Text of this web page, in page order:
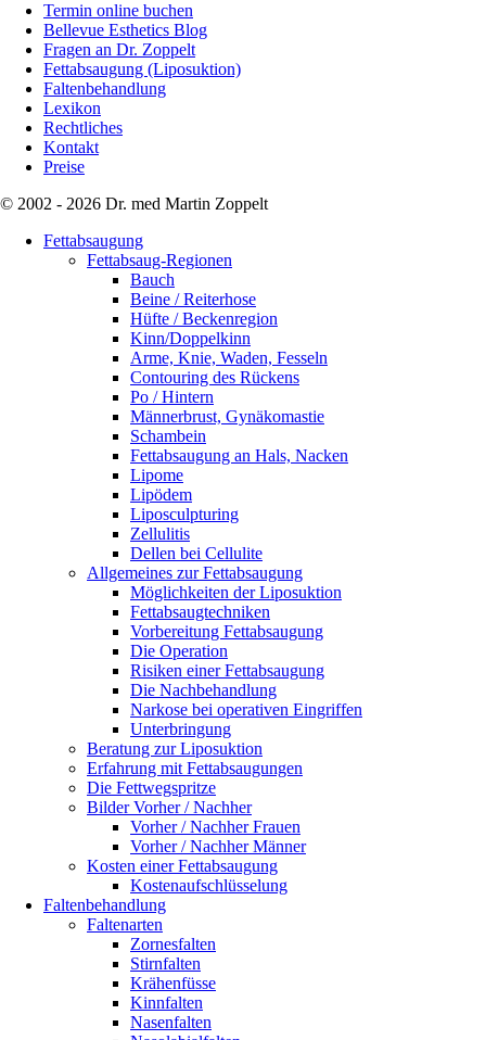
Termin online buchen
Bellevue Esthetics Blog
Fragen an Dr. Zoppelt
Fettabsaugung (Liposuktion)
Faltenbehandlung
Lexikon
Rechtliches
Kontakt
Preise
© 2002 - 2026 Dr. med Martin Zoppelt
Fettabsaugung
Fettabsaug-Regionen
Bauch
Beine / Reiterhose
Hüfte / Beckenregion
Kinn/Doppelkinn
Arme, Knie, Waden, Fesseln
Contouring des Rückens
Po / Hintern
Männerbrust, Gynäkomastie
Schambein
Fettabsaugung an Hals, Nacken
Lipome
Lipödem
Liposculpturing
Zellulitis
Dellen bei Cellulite
Allgemeines zur Fettabsaugung
Möglichkeiten der Liposuktion
Fettabsaugtechniken
Vorbereitung Fettabsaugung
Die Operation
Risiken einer Fettabsaugung
Die Nachbehandlung
Narkose bei operativen Eingriffen
Unterbringung
Beratung zur Liposuktion
Erfahrung mit Fettabsaugungen
Die Fettwegspritze
Bilder Vorher / Nachher
Vorher / Nachher Frauen
Vorher / Nachher Männer
Kosten einer Fettabsaugung
Kostenaufschlüsselung
Faltenbehandlung
Faltenarten
Zornesfalten
Stirnfalten
Krähenfüsse
Kinnfalten
Nasenfalten